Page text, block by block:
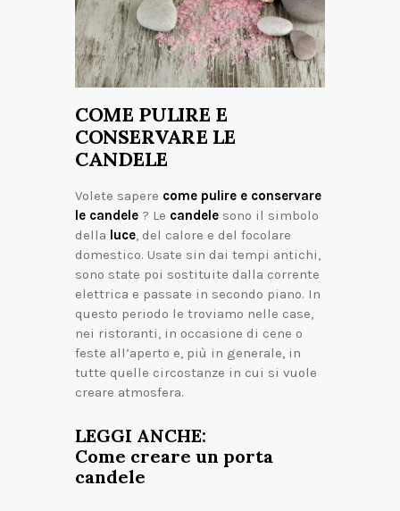
COME PULIRE E
CONSERVARE LE
CANDELE
Volete sapere come pulire e conservare
le candele ? Le candele sono il simbolo
della luce, del calore e del focolare
domestico. Usate sin dai tempi antichi,
sono state poi sostituite dalla corrente
elettrica e passate in secondo piano. In
questo periodo le troviamo nelle case,
nei ristoranti, in occasione di cene o
feste all’aperto e, più in generale, in
tutte quelle circostanze in cui si vuole
creare atmosfera.
LEGGI ANCHE:
Come creare un porta
candele